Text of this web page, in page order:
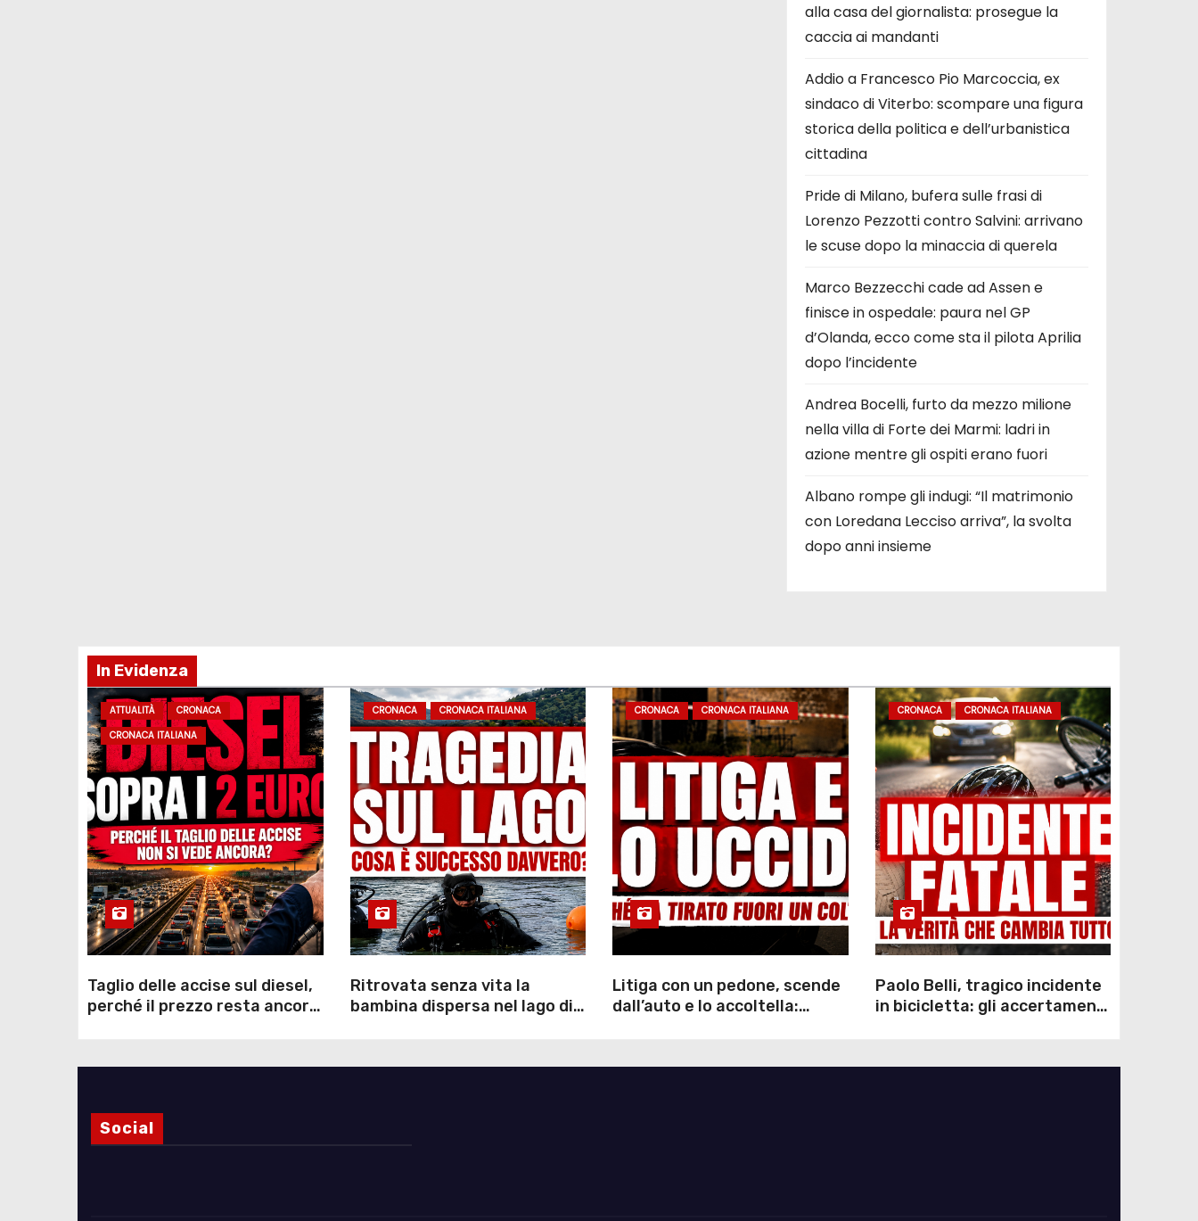
alla casa del giornalista: prosegue la
caccia ai mandanti
Addio a Francesco Pio Marcoccia, ex
sindaco di Viterbo: scompare una figura
storica della politica e dell’urbanistica
cittadina
Pride di Milano, bufera sulle frasi di
Lorenzo Pezzotti contro Salvini: arrivano
le scuse dopo la minaccia di querela
Marco Bezzecchi cade ad Assen e
finisce in ospedale: paura nel GP
d’Olanda, ecco come sta il pilota Aprilia
dopo l’incidente
Andrea Bocelli, furto da mezzo milione
nella villa di Forte dei Marmi: ladri in
azione mentre gli ospiti erano fuori
Albano rompe gli indugi: “Il matrimonio
con Loredana Lecciso arriva”, la svolta
dopo anni insieme
In Evidenza
ATTUALITÀ
CRONACA
CRONACA ITALIANA
Taglio delle accise sul diesel,
perché il prezzo resta ancora
CRONACA CRONACA ITALIANA
Ritrovata senza vita la
bambina dispersa nel lago di
CRONACA CRONACA ITALIANA
Litiga con un pedone, scende
dall’auto e lo accoltella:
CRONACA CRONACA ITALIANA
Paolo Belli, tragico incidente
in bicicletta: gli accertamenti
chiarire
Social